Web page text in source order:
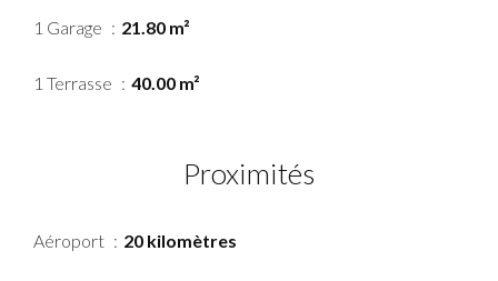
1 Garage 21.80 m²
1 Terrasse 40.00 m²
Proximités
Aéroport 20 kilomètres